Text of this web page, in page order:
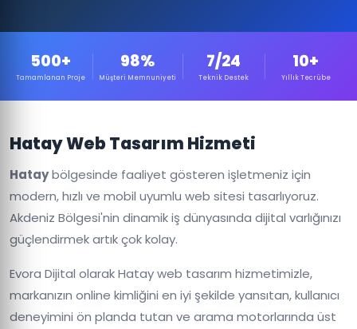
500+
Tamamlanan Proje
98%
Müşteri Memnuniyeti
7/24
Teknik Destek
10+
Yıllık Tecrübe
Hatay Web Tasarım Hizmeti
Hataybölgesinde faaliyet gösteren işletmeniz için
modern, hızlı ve mobil uyumlu web sitesi tasarlıyoruz.
Akdeniz Bölgesi'nin dinamik iş dünyasında dijital varlığınızı
güçlendirmek artık çok kolay.
Evora Dijital olarak Hatay web tasarım hizmetimizle,
markanızın online kimliğini en iyi şekilde yansıtan, kullanıcı
deneyimini ön planda tutan ve arama motorlarında üst